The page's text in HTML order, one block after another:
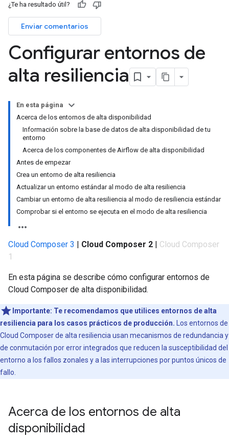
¿Te ha resultado útil?
Enviar comentarios
Configurar entornos de
alta resiliencia
En esta página
Acerca de los entornos de alta disponibilidad
Información sobre la base de datos de alta disponibilidad de tu
entorno
Acerca de los componentes de Airflow de alta disponibilidad
Antes de empezar
Crea un entorno de alta resiliencia
Actualizar un entorno estándar al modo de alta resiliencia
Cambiar un entorno de alta resiliencia al modo de resiliencia estándar
Comprobar si el entorno se ejecuta en el modo de alta resiliencia
Cloud Composer 3 | Cloud Composer 2 | Cloud Composer
1
En esta página se describe cómo configurar entornos de
Cloud Composer de alta disponibilidad.
Importante: Te recomendamos que utilices entornos de alta
resiliencia para los casos prácticos de producción. Los entornos de
Cloud Composer de alta resiliencia usan mecanismos de redundancia y
de conmutación por error integrados que reducen la susceptibilidad del
entorno a los fallos zonales y a las interrupciones por puntos únicos de
fallo.
Acerca de los entornos de alta
disponibilidad